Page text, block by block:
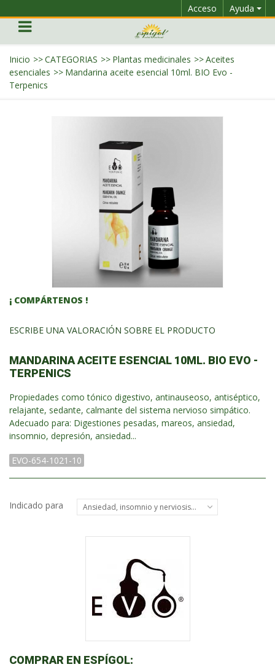
Ayuda
Acceso
Inicio >>CATEGORIAS >> Plantas medicinales >>Aceites
esenciales >> Mandarina aceite esencial 10ml. BIO Evo -
Terpenics
¡ COMPÁRTENOS !
ESCRIBE UNA VALORACIÓN SOBRE EL PRODUCTO
MANDARINA ACEITE ESENCIAL 10ML. BIO EVO -
TERPENICS
Propiedades como tónico digestivo, antinauseoso, antiséptico,
relajante, sedante, calmante del sistema nervioso simpático.
Adecuado para: Digestiones pesadas, mareos, ansiedad,
insomnio, depresión, ansiedad...
EVO-654-1021-10
Indicado para Ansiedad, insomnio y nerviosismo
COMPRAR EN ESPÍGOL: